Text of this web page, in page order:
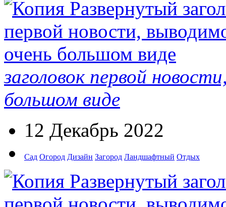
заголовок первой
большом виде
12 Декабрь 2022
Сад Огород Дизайн Загород Ландшафтный Отдых